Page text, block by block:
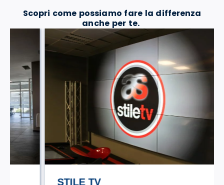
Scopri come possiamo fare la differenza
anche per te.
STILE TV